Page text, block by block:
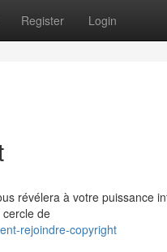
Register Login
révélera à votre puissance
de
rejoindre-copyright